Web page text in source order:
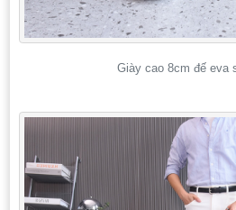
Giày cao 8cm đế eva